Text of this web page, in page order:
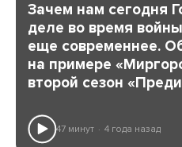
Зачем нам сегодня
деле во время
еще современнее.
на примере
второй сезон
47 минут 4 года назад